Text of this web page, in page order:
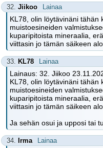
32. Jiikoo Lainaa
KL78, olin löytävinäni tähän
muistoesineiden
kuparipitoista mineraalia,
viittasin jo tämän säikeen
33. KL78 Lainaa
Lainaus: 32. Jiikoo
KL78, olin löytävinäni tähän
muistoesineiden
kuparipitoista mineraalia,
viittasin jo tämän säikeen
Ja sehän osui ja upposi tai
34. Irma Lainaa